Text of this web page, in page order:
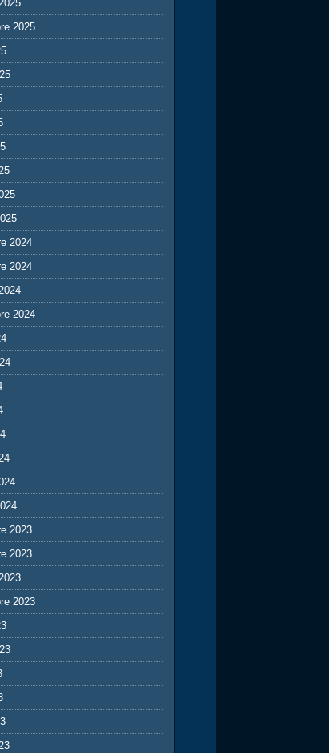
2025
2024
2024
2024
2023
2023
2023